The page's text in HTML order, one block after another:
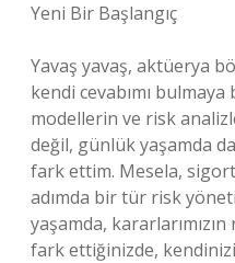
Yeni Bir Başlangıç
Yavaş yavaş, aktüerya
kendi cevabımı
modellerin ve risk
değil, günlük yaşamda
fark ettim. Mesela,
adımda bir tür risk
yaşamda,
fark ettiğinizde,